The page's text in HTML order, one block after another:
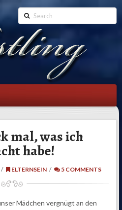
Search
mal, was ich
habe!
ELTERNSEIN 5 COMMENTS
Mädchen vergnügt an den